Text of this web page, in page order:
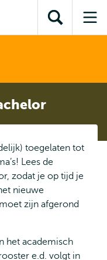
inhoud
Direct naar
subnavigatieToon
zoekveld
toegelaten tot
Lees de
zodat je op tijd je
nieuwe
zijn afgerond
het academisch
e.d. volgt in